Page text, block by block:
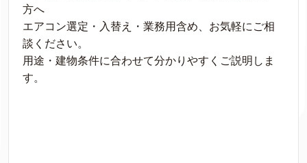
方へ
エアコン選定・入替え・業務用含め、お気軽にご相
談ください。
用途・建物条件に合わせて分かりやすくご説明しま
す。